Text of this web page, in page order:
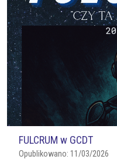
FULCRUM w GCDT
Opublikowano: 11/03/2026